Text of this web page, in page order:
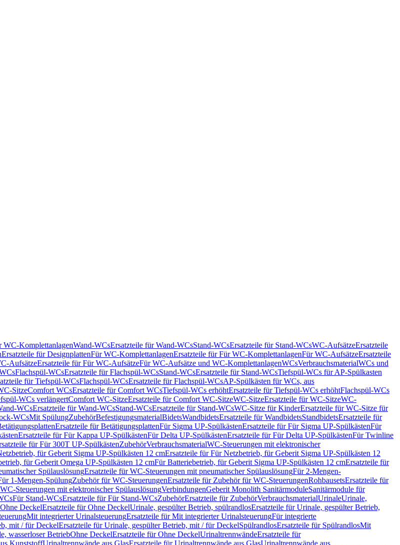
WC-KomplettanlagenWand-WCsErsatzteile für Wand-WCsStand-WCsErsatzteile für Stand-WCsWC-AufsätzeErsatzteile
Ersatzteile für DesignplattenFür WC-KomplettanlagenErsatzteile für Für WC-KomplettanlagenFür WC-AufsätzeErsatzteile
AufsätzeErsatzteile für Für WC-AufsätzeFür WC-Aufsätze und WC-KomplettanlagenWCsVerbrauchsmaterialWCs und
Flachspül-WCsErsatzteile für Flachspül-WCsStand-WCsErsatzteile für Stand-WCsTiefspül-WCs für AP-Spülkasten
für Tiefspül-WCsFlachspül-WCsErsatzteile für Flachspül-WCsAP-Spülkästen für WCs, aus
SitzeComfort WCsErsatzteile für Comfort WCsTiefspül-WCs erhöhtErsatzteile für Tiefspül-WCs erhöhtFlachspül-WCs
WCs verlängertComfort WC-SitzeErsatzteile für Comfort WC-SitzeWC-SitzeErsatzteile für WC-SitzeWC-
WCsErsatzteile für Wand-WCsStand-WCsErsatzteile für Stand-WCsWC-Sitze für KinderErsatzteile für WC-Sitze für
WCsMit SpülungZubehörBefestigungsmaterialBidetsWandbidetsErsatzteile für WandbidetsStandbidetsErsatzteile für
Ersatzteile für BetätigungsplattenFür Sigma UP-SpülkästenErsatzteile für Für Sigma UP-SpülkästenFür
Ersatzteile für Für Kappa UP-SpülkästenFür Delta UP-SpülkästenErsatzteile für Für Delta UP-SpülkästenFür Twinline
für Für 300T UP-SpülkästenZubehörVerbrauchsmaterialWC-Steuerungen mit elektronischer
für Geberit Sigma UP-Spülkästen 12 cmErsatzteile für Für Netzbetrieb, für Geberit Sigma UP-Spülkästen 12
für Geberit Omega UP-Spülkästen 12 cmFür Batteriebetrieb, für Geberit Sigma UP-Spülkästen 12 cmErsatzteile für
SpülauslösungErsatzteile für WC-Steuerungen mit pneumatischer SpülauslösungFür 2-Mengen-
1-Mengen-SpülungZubehör für WC-SteuerungenErsatzteile für Zubehör für WC-SteuerungenRohbausetsErsatzteile für
Steuerungen mit elektronischer SpülauslösungVerbindungenGeberit Monolith SanitärmoduleSanitärmodule für
Für Stand-WCsErsatzteile für Für Stand-WCsZubehörErsatzteile für ZubehörVerbrauchsmaterialUrinaleUrinale,
Ohne DeckelErsatzteile für Ohne DeckelUrinale, gespülter Betrieb, spülrandlosErsatzteile für Urinale, gespülter Betrieb,
Mit integrierter UrinalsteuerungErsatzteile für Mit integrierter UrinalsteuerungFür integrierte
mit / für DeckelErsatzteile für Urinale, gespülter Betrieb, mit / für DeckelSpülrandlosErsatzteile für SpülrandlosMit
wasserloser BetriebOhne DeckelErsatzteile für Ohne DeckelUrinaltrennwändeErsatzteile für
KunststoffUrinaltrennwände aus GlasErsatzteile für Urinaltrennwände aus GlasUrinaltrennwände aus